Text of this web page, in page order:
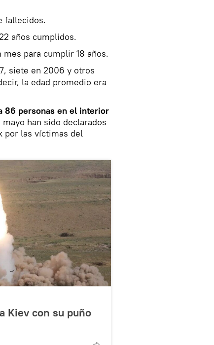
fallecidos.
años cumplidos.
para cumplir 18 años.
siete en 2006 y otros
la edad promedio era
86 personas en el interior
han sido declarados
por las víctimas del
Kiev con su puño